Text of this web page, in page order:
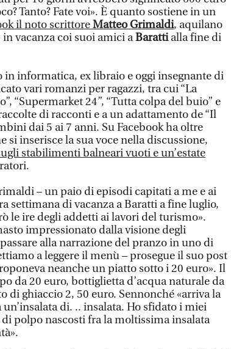
Tanto? Fate voi». È quanto sostiene in un
il noto scrittoreMatteo Grimaldi, aquilano
vacanza coi suoi amici aBarattialla fine di
informatica, ex libraio e oggi insegnante di
vari romanzi per ragazzi, tra cui “La
“Supermarket 24”, “Tutta colpa del buio” e
di racconti e a un adattamento de “Il
dai 5 ai 7 anni. Su Facebook ha oltre
si inserisce la sua voce nella discussione,
stabilimenti balneari vuoti e un’estate
– un paio di episodi capitati a me e ai
settimana di vacanza a Baratti a fine luglio,
le ire degli addetti ai lavori del turismo».
impressionato dalla visione degli
alla narrazione del pranzo in uno di
a leggere il menù – prosegue il suo post
neanche un piatto sotto i 20 euro». Il
da 20 euro, bottiglietta d’acqua naturale da
di ghiaccio 2, 50 euro. Sennonché «arriva la
un’insalata di. .. insalata. Ho sfidato i miei
polpo nascosti fra la moltissima insalata